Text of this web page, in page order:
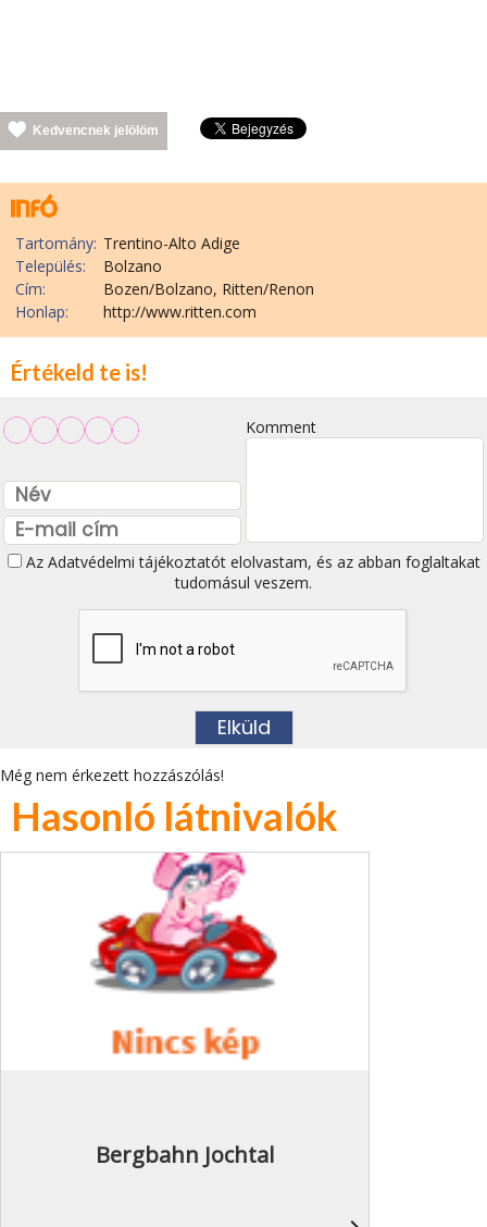
Kedvencnek jelölöm
Tartomány: Trentino-Alto Adige
Település:
Bolzano
Cím:
Bozen/Bolzano, Ritten/Renon
Honlap:
http://www.ritten.com
Értékeld te is!
Komment
Az Adatvédelmi tájékoztatótelolvastam, és az abban foglaltakat
tudomásul veszem.
Még nem érkezett hozzászólás!
Hasonló látnivalók
Bergbahn Jochtal